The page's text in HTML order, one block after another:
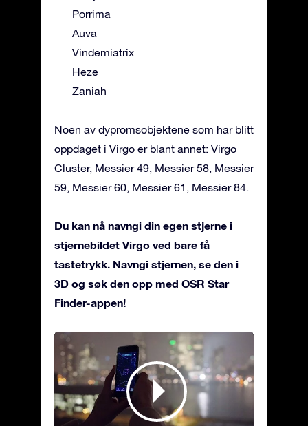
Porrima
Auva
Vindemiatrix
Heze
Zaniah
Noen av dypromsobjektene som har blitt
oppdaget i Virgo er blant annet: Virgo
Cluster, Messier 49, Messier 58, Messier
59, Messier 60, Messier 61, Messier 84.
Du kan nå navngi din egen stjerne i
stjernebildet Virgo ved bare få
tastetrykk. Navngi stjernen, se den i
3D og søk den opp med OSR Star
Finder-appen!